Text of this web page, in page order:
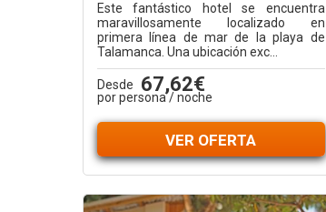
Este fantástico hotel se encuentra
maravillosamente localizado en
primera línea de mar de la playa de
Talamanca. Una ubicación exc...
Desde 67,62€
por persona / noche
VER OFERTA